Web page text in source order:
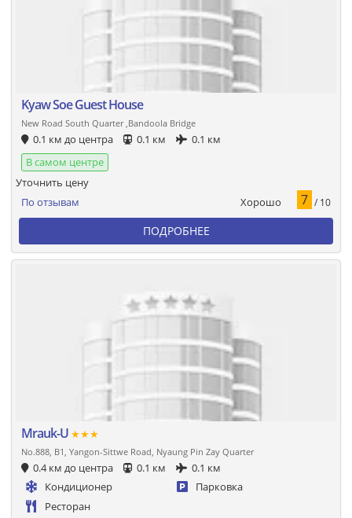
Kyaw Soe Guest House
New Road South Quarter ,Bandoola Bridge
0.1 км до центра 0.1 км
0.1 км
В самом центре
По отзывам Хорошо 7 / 10
Уточнить цену
ПОДРОБНЕЕ
Mrauk-U ★★★
No.888, B1, Yangon-Sittwe Road, Nyaung Pin Zay Quarter
0.4 км до центра 0.1 км
0.1 км
Кондиционер
Парковка
Ресторан